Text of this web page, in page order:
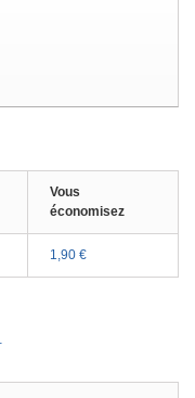
Vous
économisez
1,90 €